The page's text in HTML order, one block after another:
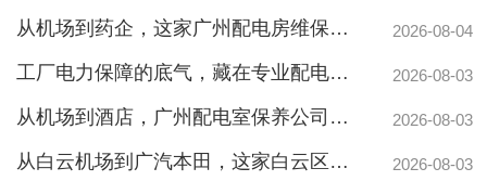
从机场到药企，这家广州配电房维保公司凭什么赢得园区信赖 2026-08-04
工厂电力保障的底气，藏在专业配电房维保公司的这些硬实力里 2026-08-03
从机场到酒店，广州配电室保养公司如何守护城市脉搏？ 2026-08-03
从白云机场到广汽本田，这家白云区电房维保公司如何护航制造企业生产线 2026-08-03